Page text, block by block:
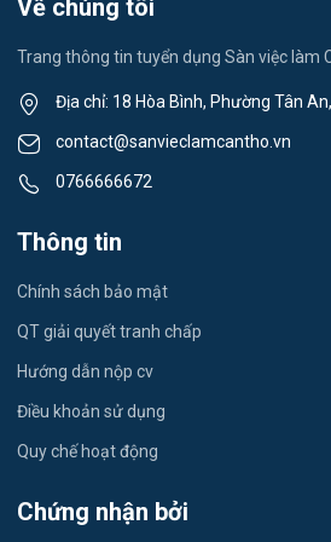
Thể dục - thể thao
Lái xe
Tiếng Nhật
Tester
Đầu Bếp
Việc làm Nhơn Ái
Việc làm Đông Thuận
Việc làm Trường Xuân
Việc làm Trường Thành
Việc làm Đông Hiệp
Việc làm Trung Hưng
Việc làm Thạnh An
Về chúng tôi
Trang thông tin tuyển dụng Sàn việc làm
Địa chỉ: 18 Hòa Bình, Phường Tân
contact@sanvieclamcantho.vn
0766666672
Thông tin
Chính sách bảo mật
QT giải quyết tranh chấp
Hướng dẫn nộp cv
Điều khoản sử dụng
Quy chế hoạt động
Chứng nhận bởi